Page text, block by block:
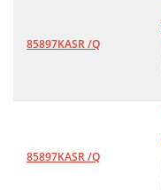
85897KASR /Q
85897KASR /Q